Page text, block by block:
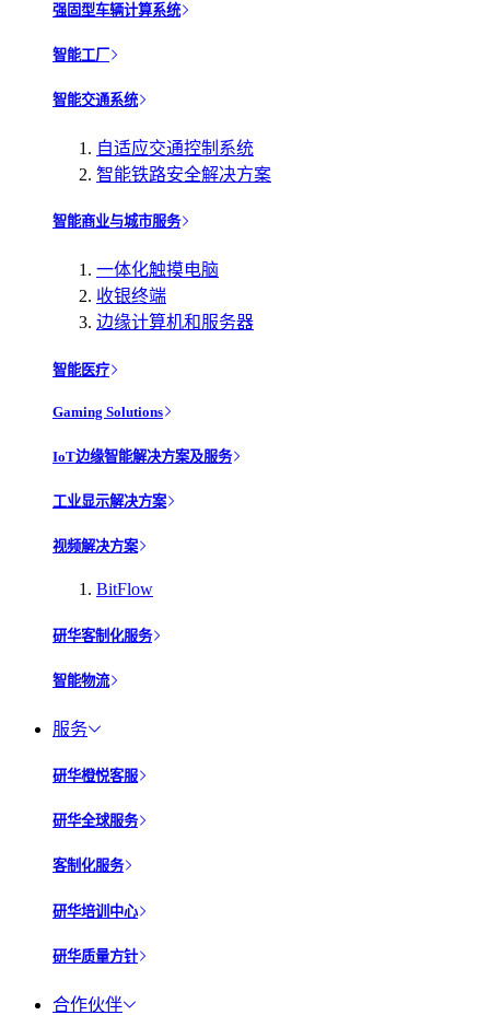
强固型车辆计算系统
智能工厂
智能交通系统
自适应交通控制系统
智能铁路安全解决方案
智能商业与城市服务
一体化触摸电脑
收银终端
边缘计算机和服务器
智能医疗
Gaming Solutions
IoT边缘智能解决方案及服务
工业显示解决方案
视频解决方案
BitFlow
研华客制化服务
智能物流
服务
研华橙悦客服
研华全球服务
客制化服务
研华培训中心
研华质量方针
合作伙伴